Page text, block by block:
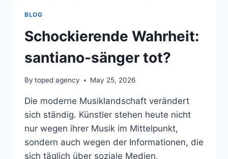
BLOG
Schockierende Wahrheit:
santiano-sänger tot?
By toped agency May 25, 2026
Die moderne Musiklandschaft verändert
sich ständig. Künstler stehen heute nicht
nur wegen ihrer Musik im Mittelpunkt,
sondern auch wegen der Informationen, die
sich täglich über soziale Medien,